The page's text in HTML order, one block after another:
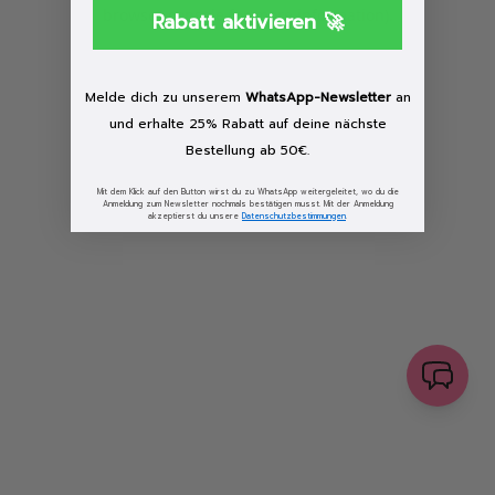
browser console for more information)
Rabatt aktivieren 🚀
Melde dich zu unserem WhatsApp-Newsletteran
und erhalte 25% Rabatt auf deine nächste
Bestellung ab 50€.
Mit dem Klick auf den Button wirst du zu WhatsApp weitergeleitet, wo du die
Anmeldung zum Newsletter nochmals bestätigen musst. Mit der Anmeldung
akzeptierst du unsere Datenschutzbestimmungen.